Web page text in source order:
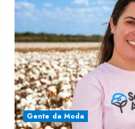
Gente da Moda